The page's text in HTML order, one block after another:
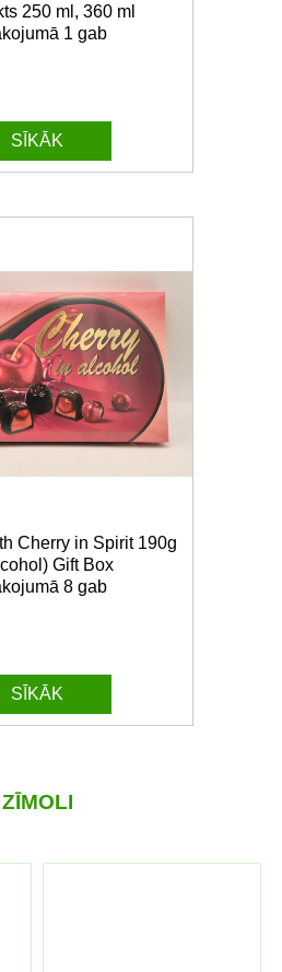
250 ml, 360 ml
1 gab
SĪKĀK
Cherry in Spirit 190g
Gift Box
8 gab
SĪKĀK
ZĪMOLI